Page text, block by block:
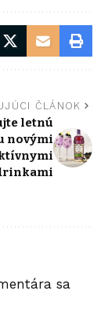
ČLÁNOK
letnú
novými
sa